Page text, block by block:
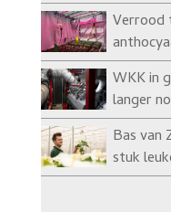
Verrood
WKK in
langer
Bas van
stuk